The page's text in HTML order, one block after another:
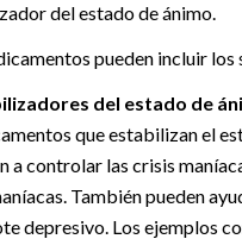
del estado de ánimo.
pueden incluir los
del estado de
que estabilizan el
a controlar las crisis
También pueden
depresivo. Los ejemplos